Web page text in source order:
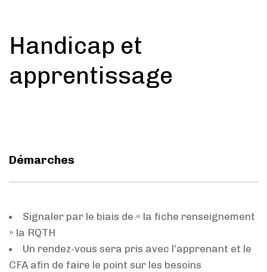
Handicap et
apprentissage
Démarches
Signaler par le biais de « la fiche renseignement
» la RQTH
Un rendez-vous sera pris avec l’apprenant et le
CFA afin de faire le point sur les besoins